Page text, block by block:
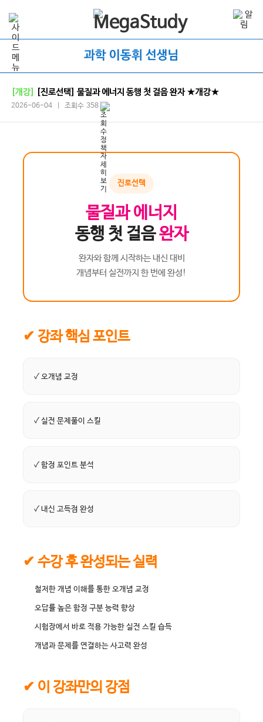
과학 이동휘 선생님
[개강] [진로선택] 물질과 에너지 동행 첫 걸음 완자 ★개강★
2026-06-04 | 조회수 358
진로선택
물질과 에너지
동행 첫 걸음완자
완자와 함께 시작하는 내신 대비
개념부터 실전까지 한 번에 완성!
✔ 강좌 핵심 포인트
✓ 오개념 교정
✓ 실전 문제풀이 스킬
✓ 함정 포인트 분석
✓ 내신 고득점 완성
✔ 수강 후 완성되는 실력
철저한 개념 이해를 통한 오개념 교정
오답률 높은 함정 구분 능력 향상
시험장에서 바로 적용 가능한 실전 스킬 습득
개념과 문제를 연결하는 사고력 완성
✔ 이 강좌만의 강점